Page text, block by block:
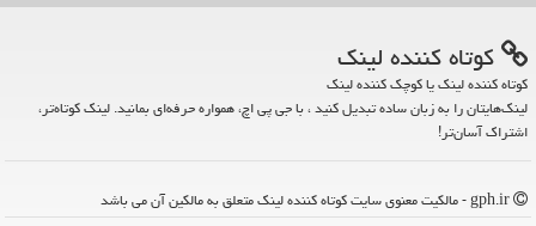
كوتاه كننده لینك
کوتاه کننده لینک یا کوچک کننده لینک
لینک‌هایتان را به زبان ساده تبدیل کنید ، با جی پی اچ، همواره حرفه‌ای بمانید. لینک کوتاه‌تر،
اشتراک آسان‌تر!